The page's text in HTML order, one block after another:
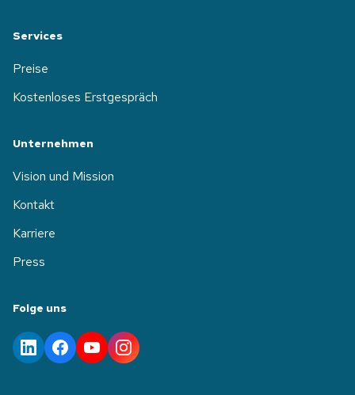
Services
Preise
Kostenloses Erstgespräch
Unternehmen
Vision und Mission
Kontakt
Karriere
Press
Folge uns